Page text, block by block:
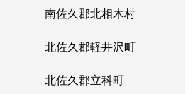
南佐久郡北相木村
北佐久郡軽井沢町
北佐久郡立科町